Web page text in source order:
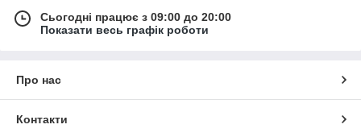
Сьогодні працює з 09:00 до 20:00
Показати весь графік роботи
Про нас
Контакти